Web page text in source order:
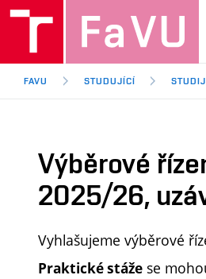
FAVU STUDUJÍCÍ
Výběrové
2025/26,
Vyhlašujeme výběrové
Praktické stáže se